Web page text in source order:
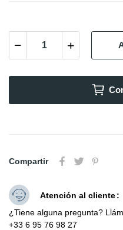
Compartir
Atención al cliente
¿Tiene alguna pregunta?
+33 6 95 76 98 27